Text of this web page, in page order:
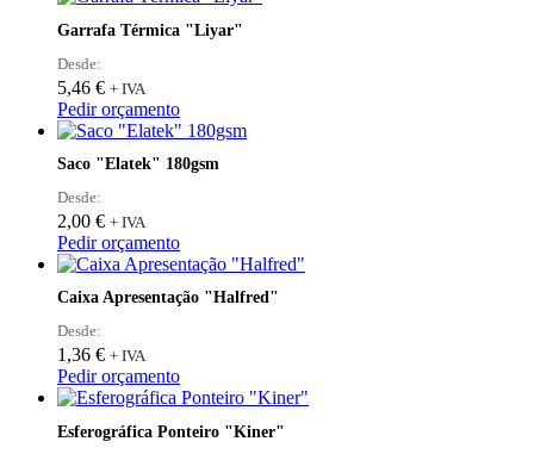
Garrafa Térmica "Liyar"
Desde:
5,46 € + IVA
Pedir orçamentoThis
product
multiple
may
be
chosen
page
Saco "Elatek" 180gsm
Desde:
2,00 € + IVA
Pedir orçamento
Caixa Apresentação "Halfred"
Desde:
1,36 € + IVA
Pedir orçamento
Esferográfica Ponteiro "Kiner"